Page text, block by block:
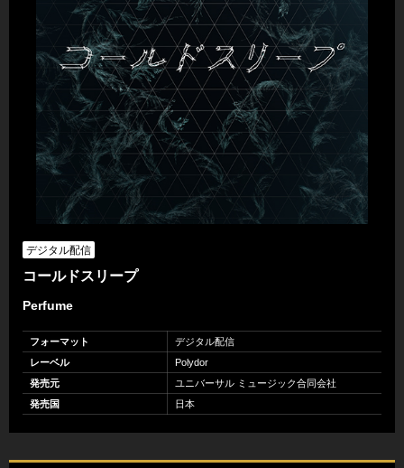
デジタル配信
コールドスリープ
Perfume
フォーマット
デジタル配信
レーベル
Polydor
発売元
ユニバーサル ミュージック合同会社
発売国
日本